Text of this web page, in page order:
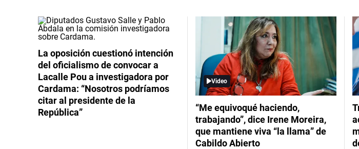
La oposición cuestionó intención
del oficialismo de convocar a
Lacalle Pou a investigadora por
Cardama: “Nosotros podríamos
citar al presidente de la
República”
Video
“Me equivoqué haciendo,
trabajando”, dice Irene Moreira,
que mantiene viva “la llama” de
Cabildo Abierto